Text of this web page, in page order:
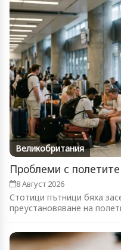
Великобритания
Проблеми с
8 Август 2026
Стотици пътници бяха
преустановяване на